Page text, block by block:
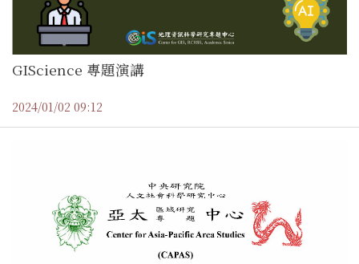
GIScience 專題演講
2024/01/02 09:12